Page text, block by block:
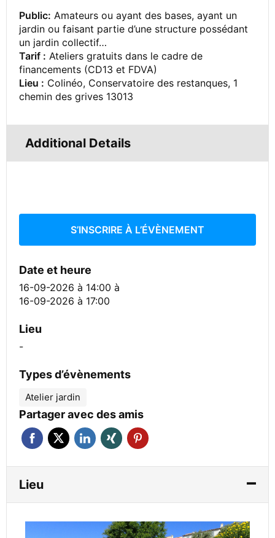
Public: Amateurs ou ayant des bases, ayant un
jardin ou faisant partie d’une structure possédant
un jardin collectif…
Tarif : Ateliers gratuits dans le cadre de
financements (CD13 et FDVA)
Lieu : Colinéo, Conservatoire des restanques, 1
chemin des grives 13013
Additional Details
S’INSCRIRE À L’ÉVÈNEMENT
Date et heure
16-09-2026 à 14:00 à
16-09-2026 à 17:00
Lieu
-
Types d’évènements
Atelier jardin
Partager avec des amis
Lieu